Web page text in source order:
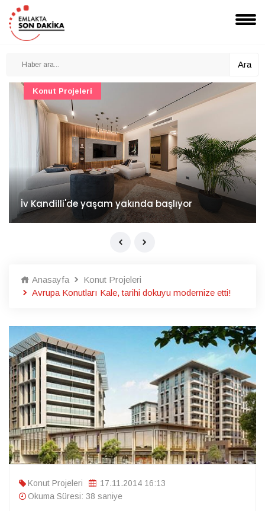
Ara
İv Kandilli'de yaşam yakında başlıyor
Konut Projeleri
Anasayfa
Konut Projeleri
Avrupa Konutları Kale, tarihi dokuyu modernize etti!
Konut Projeleri
17.11.2014 16:13
Okuma Süresi: 38 saniye